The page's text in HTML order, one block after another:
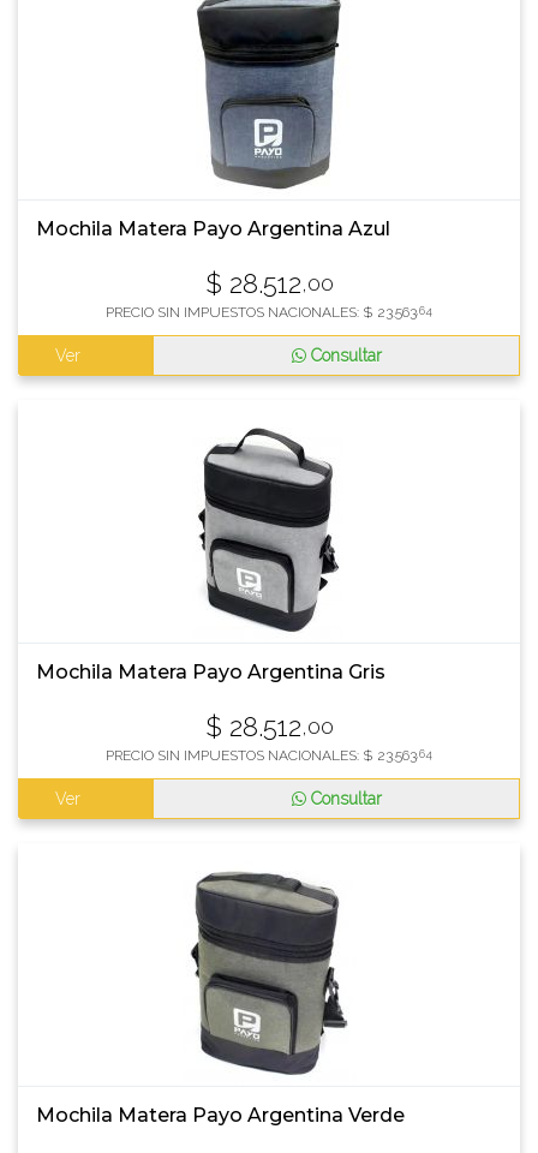
Mochila Matera Payo Argentina Azul
$ 28.512,00
PRECIO SIN IMPUESTOS NACIONALES: $ 23.563,64
Ver Consultar
Mochila Matera Payo Argentina Gris
$ 28.512,00
PRECIO SIN IMPUESTOS NACIONALES: $ 23.563,64
Ver Consultar
Mochila Matera Payo Argentina Verde